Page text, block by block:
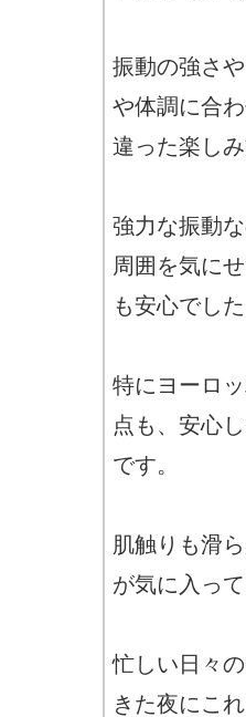
振動の強さ
や体調に合
違った楽し
強力な振動
周囲を気に
も安心でした
特にヨーロ
点も、安心
です。
肌触りも滑
が気に入って
忙しい日々
きた夜にこ